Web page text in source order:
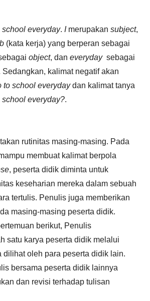
school everyday. I merupakan subject,
(kata kerja) yang berperan sebagai
object, dan everyday sebagai
Sedangkan, kalimat negatif akan
to school everydaydan kalimat tanya
school everyday?.
rutinitas masing-masing. Pada
membuat kalimat berpola
, peserta didik diminta untuk
keseharian mereka dalam sebuah
tertulis. Penulis juga memberikan
masing-masing peserta didik.
berikut, Penulis
satu karya peserta didik melalui
dilihat oleh para peserta didik lain.
bersama peserta didik lainnya
dan revisi terhadap tulisan